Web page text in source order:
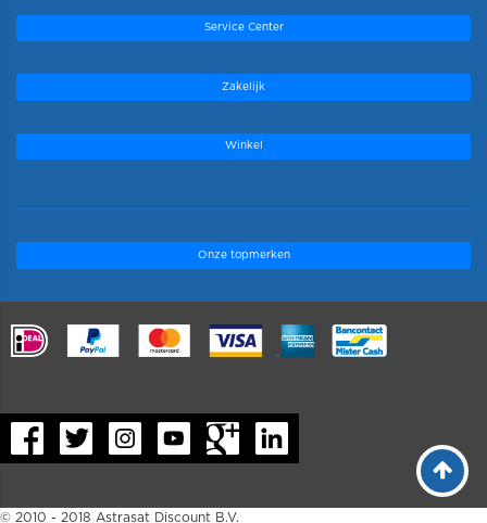
Service Center
Zakelijk
Winkel
Onze topmerken
.
© 2010 - 2018 Astrasat Discount B.V.